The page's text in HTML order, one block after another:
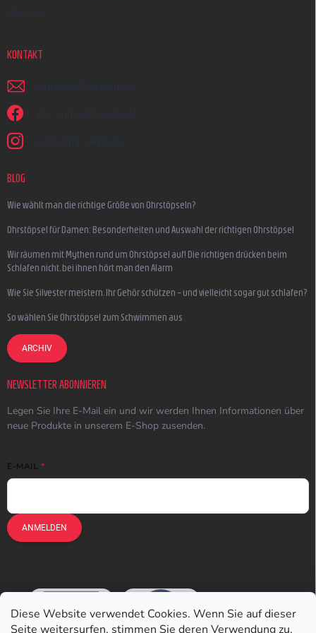
Diese Website verwendet Cookies. Wenn Sie auf dieser
Seite weitersurfen, stimmen Sie deren Verwendung zu.
Über uns
KONTAKT
schreiben @ earplugs.at
Wir sind auf Facebook!
earmazing_earplugs
BLOG
Wie wählt man die richtige Größe von Ohrstöpseln?
Ohrstöpsel für Damen: Besonderheiten und Auswahl der richtigen Ohrstöpsel
Wir räumen mit Mythen rund um Ohrstöpsel auf! Die richtigen drücken beim
Schlafen nicht, bei ihnen hört man den Alarm
Wie Sie Silvester meistern, Ihr Gehör schützen – und vielleicht sogar gut schlafen?
So wählen Sie Ohrstöpsel zum Schwimmen aus
ARCHIV
NEWSLETTER ABONNIEREN
Legen Sie Ihre E-Mail ein und wir werden Ihnen Informationen über
neue Produkte in unserem E-Shop zusenden.
E-MAIL
ANMELDEN